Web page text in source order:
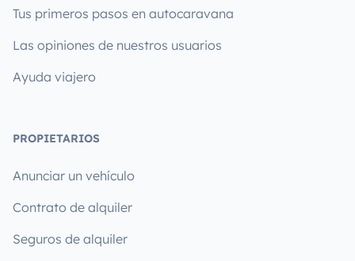
Tus primeros pasos en autocaravana
Las opiniones de nuestros usuarios
Ayuda viajero
PROPIETARIOS
Anunciar un vehículo
Contrato de alquiler
Seguros de alquiler